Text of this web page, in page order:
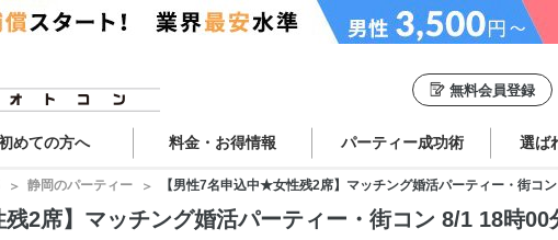
無料会員登録
めての方へ 料金・お得情報 パーティー成功術 選ば
静岡のパーティー 【男性7名申込中★女性残2席】マッチング婚活パーティー・街コ
2席】マッチング婚活パーティー・街コン 8/1 18時00